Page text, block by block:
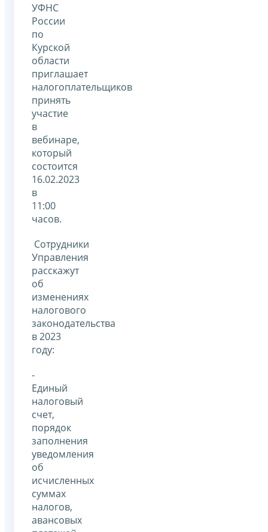
УФНС
России
по
Курской
области
приглашает
налогоплательщиков
принять
участие
в
вебинаре,
который
состоится
16.02.2023
в
11:00
часов.
Сотрудники
Управления
расскажут
об
изменениях
налогового
законодательства
в 2023
году:
-
Единый
налоговый
счет,
порядок
заполнения
уведомления
об
исчисленных
суммах
налогов,
авансовых